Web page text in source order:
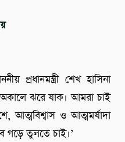
প্রধানমন্ত্রী শেখ হাসিনা
ঝরে যাক। আমরা চাই
আত্মবিশ্বাস ও আত্মমর্যাদা
গড়ে তুলতে চাই।’